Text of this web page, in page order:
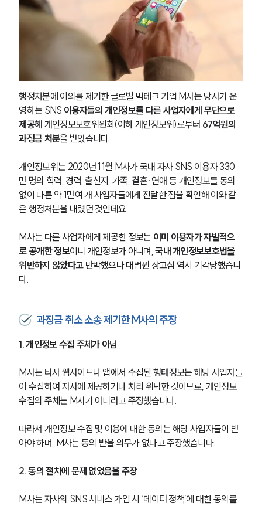
행정처분에 이의를 제기한 글로벌 빅테크 기업 M사는 당사가 운
영하는 SNS 이용자들의 개인정보를 다른 사업자에게 무단으로
제공해 개인정보보호위원회(이하 개인정보위)로부터 67억원의
과징금 처분을 받았습니다.
개인정보위는 2020년 11월 M사가 국내 자사 SNS 이용자 330
만 명의 학력, 경력, 출신지, 가족, 결혼∙연애 등 개인정보를 동의
없이 다른 약 1만여 개 사업자들에게 전달한 점을 확인해 이와 같
은 행정처분을 내렸던 것인데요.
M사는 다른 사업자에게 제공한 정보는 이미 이용자가 자발적으
로 공개한 정보이니 개인정보가 아니며, 국내 개인정보보호법을
위반하지 않았다고 반박했으나 대법원 상고심 역시 기각당했습니
다.
과징금 취소 소송 제기한 M사의 주장
1. 개인정보 수집 주체가 아님
M사는 타사 웹사이트나 앱에서 수집된 행태정보는 해당 사업자들
이 수집하여 자사에 제공하거나 처리 위탁한 것이므로, 개인정보
수집의 주체는 M사가 아니라고 주장했습니다.
따라서 개인정보 수집 및 이용에 대한 동의는 해당 사업자들이 받
아야 하며, M사는 동의 받을 의무가 없다고 주장했습니다.
2. 동의 절차에 문제 없었음을 주장
M사는 자사의 SNS 서비스 가입 시 ‘데이터 정책’에 대한 동의를